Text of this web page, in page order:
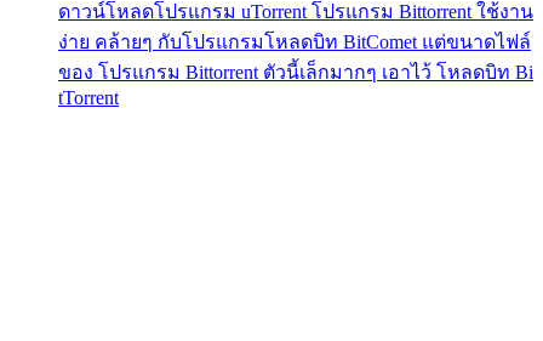
ดาวน์โหลดโปรแกรม uTorrent โปรแกรม Bittorrent ใช้งาน
ง่าย คล้ายๆ กับโปรแกรมโหลดบิท BitComet แต่ขนาดไฟล์
ของ โปรแกรม Bittorrent ตัวนี้เล็กมากๆ เอาไว้ โหลดบิท Bi
tTorrent